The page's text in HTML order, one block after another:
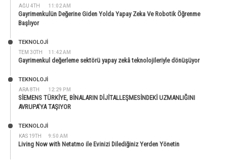
AĞU 4TH 11:02 AM
Gayrimenkulün Değerine Giden Yolda Yapay Zeka Ve Robotik Öğrenme
Başlıyor
TEM 30TH 11:42 AM
TEKNOLOJİ
Gayrimenkul değerleme sektörü yapay zekâ teknolojileriyle dönüşüyor
ARA 8TH 12:29 PM
TEKNOLOJİ
SİEMENS TÜRKİYE, BİNALARIN DİJİTALLEŞMESİNDEKİ UZMANLIĞINI
AVRUPA’YA TAŞIYOR
KAS 19TH 9:50 AM
TEKNOLOJİ
Living Now with Netatmo ile Evinizi Dilediğiniz Yerden Yönetin